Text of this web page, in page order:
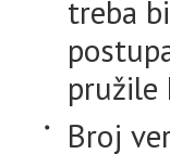
treba
pružile
Broj